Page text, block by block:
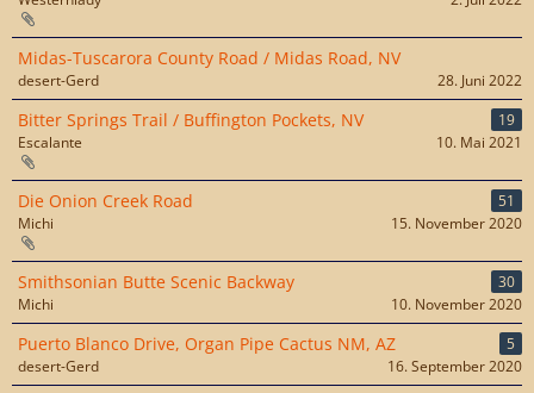
Midas-Tuscarora County Road / Midas Road, NV
desert-Gerd 28. Juni 2022
Bitter Springs Trail / Buffington Pockets, NV
19
Escalante
10. Mai 2021
Die Onion Creek Road
51
Michi
15. November 2020
Smithsonian Butte Scenic Backway
30
Michi
10. November 2020
Puerto Blanco Drive, Organ Pipe Cactus NM, AZ
5
desert-Gerd
16. September 2020